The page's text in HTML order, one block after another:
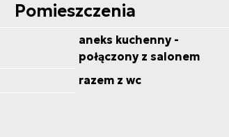
Pomieszczenia
aneks kuchenny -
połączony z salonem
razem z wc